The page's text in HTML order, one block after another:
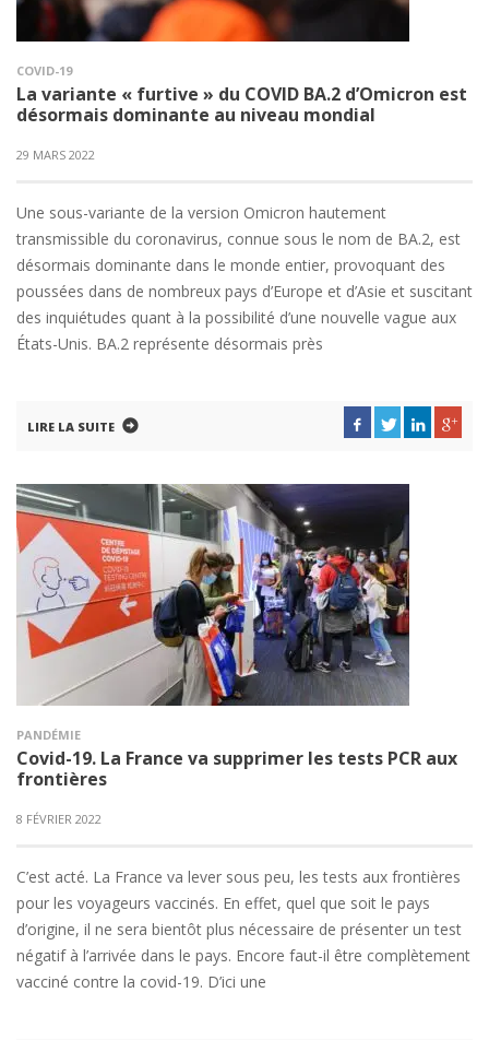
COVID-19
La variante « furtive » du COVID BA.2 d’Omicron est
désormais dominante au niveau mondial
29 MARS 2022
Une sous-variante de la version Omicron hautement
transmissible du coronavirus, connue sous le nom de BA.2, est
désormais dominante dans le monde entier, provoquant des
poussées dans de nombreux pays d’Europe et d’Asie et suscitant
des inquiétudes quant à la possibilité d’une nouvelle vague aux
États-Unis. BA.2 représente désormais près
LIRE LA SUITE
PANDÉMIE
Covid-19. La France va supprimer les tests PCR aux
frontières
8 FÉVRIER 2022
C’est acté. La France va lever sous peu, les tests aux frontières
pour les voyageurs vaccinés. En effet, quel que soit le pays
d’origine, il ne sera bientôt plus nécessaire de présenter un test
négatif à l’arrivée dans le pays. Encore faut-il être complètement
vacciné contre la covid-19. D’ici une